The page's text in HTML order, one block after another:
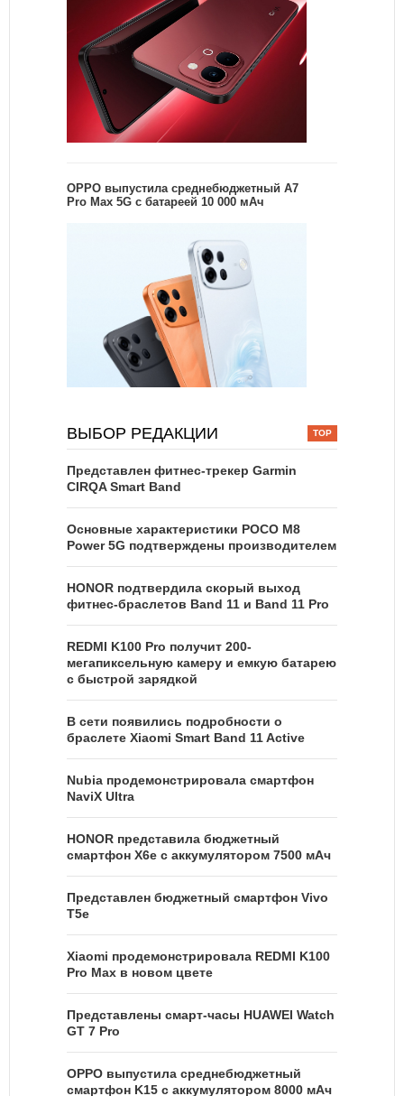
OPPO выпустила среднебюджетный A7
Pro Max 5G с батареей 10 000 мАч
ВЫБОР РЕДАКЦИИ
Представлен фитнес-трекер Garmin
CIRQA Smart Band
Основные характеристики POCO M8
Power 5G подтверждены производителем
HONOR подтвердила скорый выход
фитнес-браслетов Band 11 и Band 11 Pro
REDMI K100 Pro получит 200-
мегапиксельную камеру и емкую батарею
с быстрой зарядкой
В сети появились подробности о
браслете Xiaomi Smart Band 11 Active
Nubia продемонстрировала смартфон
NaviX Ultra
HONOR представила бюджетный
смартфон X6e с аккумулятором 7500 мАч
Представлен бюджетный смартфон Vivo
T5e
Xiaomi продемонстрировала REDMI K100
Pro Max в новом цвете
Представлены смарт-часы HUAWEI Watch
GT 7 Pro
OPPO выпустила среднебюджетный
смартфон K15 с аккумулятором 8000 мАч